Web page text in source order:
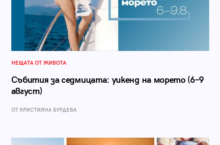
НЕЩАТА ОТ ЖИВОТА
Събития за седмицата: уикенд на морето (6–9
август)
ОТ КРИСТИЯНА БУРДЕВА